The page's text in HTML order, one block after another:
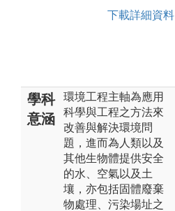
下載詳細資料
學科
意涵
環境工程主軸為應用
科學與工程之方法來
改善與解決環境問
題，進而為人類以及
其他生物體提供安全
的水、空氣以及土
壤，亦包括固體廢棄
物處理、污染場址之